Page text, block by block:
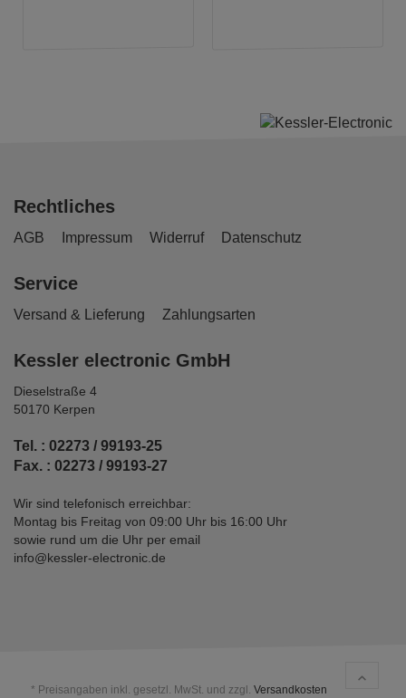
Rechtliches
AGB Impressum Widerruf Datenschutz
Service
Versand & Lieferung Zahlungsarten
Kessler electronic GmbH
Dieselstraße 4
50170 Kerpen
Tel. : 02273 / 99193-25
Fax. : 02273 / 99193-27
Wir sind telefonisch erreichbar:
Montag bis Freitag von 09:00 Uhr bis 16:00 Uhr
sowie rund um die Uhr per email
info@kessler-electronic.de
* Preisangaben inkl. gesetzl. MwSt. und zzgl. Versandkosten